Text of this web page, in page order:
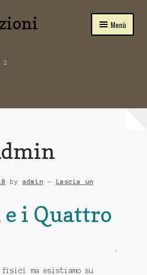
Menù
2
by admin — Lascia un
e i Quattro
fisici ma esistiamo su